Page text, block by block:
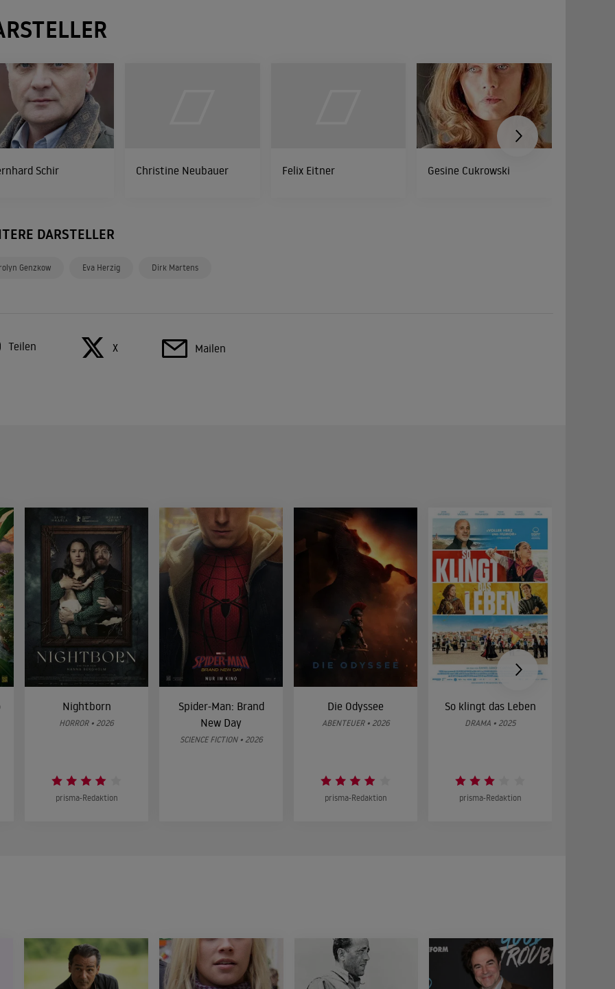
Schir Christine Neubauer Felix Eitner Gesine Cukrowski
DARSTELLER
Genzkow Eva Herzig Dirk Martens
Teilen X Mailen
Nightborn
HORROR • 2026
prisma-Redaktion
Spider-Man: Brand
New Day
SCIENCE FICTION • 2026
Die Odyssee
ABENTEUER • 2026
prisma-Redaktion
So klingt das Leben
DRAMA • 2025
prisma-Redaktion